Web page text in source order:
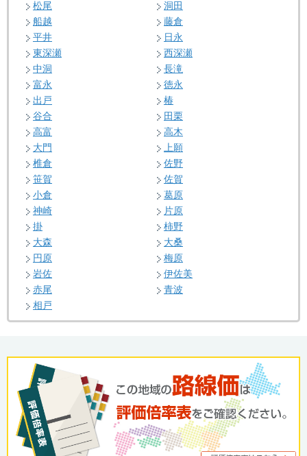
松尾
洞田
船越
藤倉
平井
日永
東深瀬
西深瀬
中洞
長滝
富永
徳永
出戸
椿
谷合
田栗
高富
高木
大門
上願
椎倉
佐野
笹賀
佐賀
小倉
葛原
神崎
片原
掛
柿野
大森
大桑
円原
梅原
岩佐
伊佐美
赤尾
青波
相戸